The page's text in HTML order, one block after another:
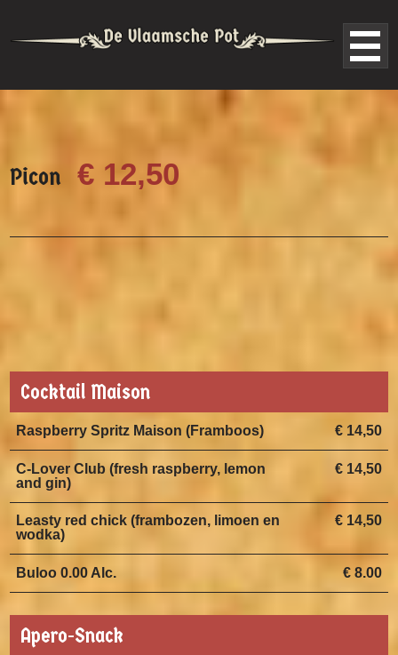
Picon € 12,50
Cocktail Maison
€ 14,50
Raspberry Spritz Maison (Framboos)
€ 14,50
C-Lover Club (fresh raspberry, lemon
and gin)
€ 14,50
Leasty red chick (frambozen, limoen en
wodka)
€ 8.00
Buloo 0.00 Alc.
Apero-Snack